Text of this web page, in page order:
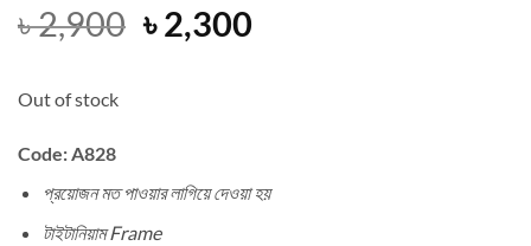
৳2,900 Original
price
৳2,300Current
Out of stock
Code: A828
প্রয়োজন মত পাওয়ার লাগিয়ে দেওয়া হয়
টাইটানিয়াম Frame